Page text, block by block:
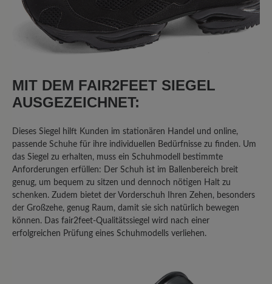
Sehr gut (2)
Gut (3) 14%
Akzeptierbar (0)
Bewerten Sie dieses Produkt!
Teilen Sie Ihre Erfahrungen mit anderen
Kunden.
Bewertung schreiben
MIT DEM FAIR2FEET SIEGEL
AUSGEZEICHNET:
Dieses Siegel hilft Kunden im stationären Handel und online,
passende Schuhe für ihre individuellen Bedürfnisse zu finden. Um
das Siegel zu erhalten, muss ein Schuhmodell bestimmte
Anforderungen erfüllen: Der Schuh ist im Ballenbereich breit
genug, um bequem zu sitzen und dennoch nötigen Halt zu
schenken. Zudem bietet der Vorderschuh Ihren Zehen, besonders
der Großzehe, genug Raum, damit sie sich natürlich bewegen
können. Das fair2feet-Qualitätssiegel wird nach einer
erfolgreichen Prüfung eines Schuhmodells verliehen.